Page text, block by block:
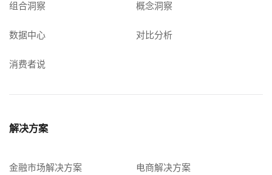
组合洞察 概念洞察
数据中心 对比分析
消费者说
解决方案
金融市场解决方案 电商解决方案